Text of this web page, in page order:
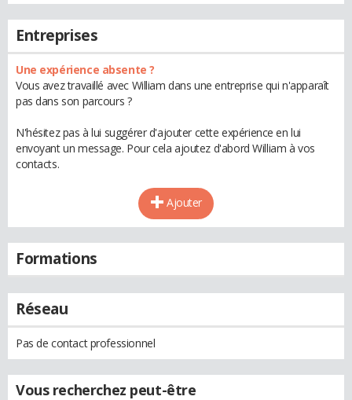
Entreprises
Une expérience absente ?
Vous avez travaillé avec William dans une entreprise qui n'apparaît
pas dans son parcours ?
N'hésitez pas à lui suggérer d'ajouter cette expérience en lui
envoyant un message. Pour cela ajoutez d'abord William à vos
contacts.
Ajouter
Formations
Réseau
Pas de contact professionnel
Vous recherchez peut-être